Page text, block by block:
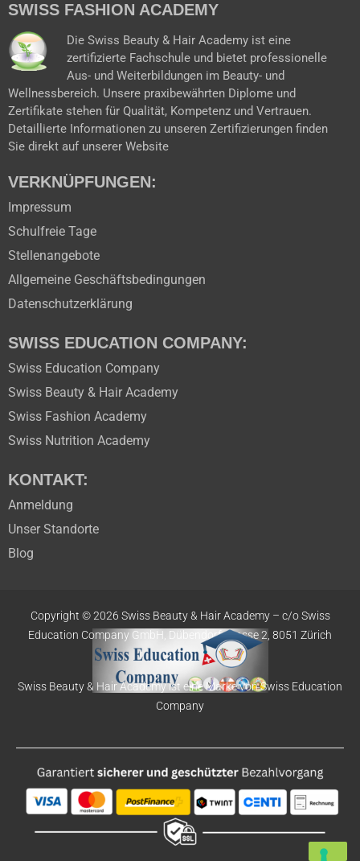
o
k
b
g
a
m
t
e
r
SWISS FASHION ACADEMY
Die Swiss Beauty & Hair Academy ist eine
zertifizierte Fachschule und bietet professionelle
Aus- und Weiterbildungen im Beauty- und
Wellnessbereich. Unsere praxibewährten Diplome und
Zertifikate stehen für Qualität, Kompetenz und Vertrauen.
Detaillierte Informationen zu unseren Zertifizierungen finden
Sie direkt auf unserer Website
VERKNÜPFUNGEN:
Impressum
Schulfreie Tage
Stellenangebote
Allgemeine Geschäftsbedingungen
Datenschutzerklärung
SWISS EDUCATION COMPANY:
Swiss Education Company
Swiss Beauty & Hair Academy
Swiss Fashion Academy
Swiss Nutrition Academy
KONTAKT:
Anmeldung
Unser Standorte
Blog
Copyright © 2026 Swiss Beauty & Hair Academy – c/o Swiss
Education Company GmbH, Dübendorfstrasse 2, 8051 Zürich
Swiss Beauty & Hair Academy ist eine Marke von Swiss Education
Company